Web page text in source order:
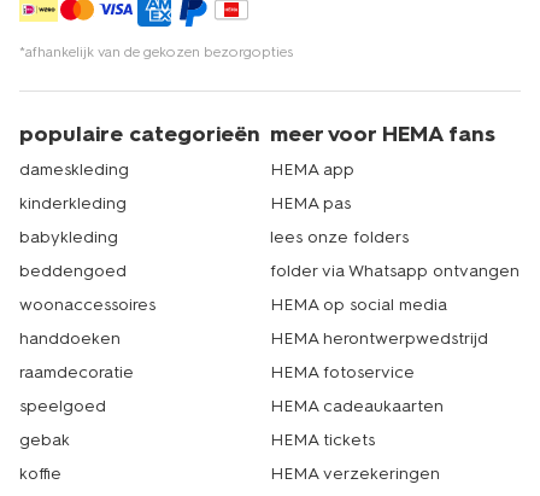
*afhankelijk van de gekozen bezorgopties
populaire categorieën
dameskleding
kinderkleding
babykleding
beddengoed
woonaccessoires
handdoeken
raamdecoratie
speelgoed
gebak
koffie
meer voor HEMA fans
HEMA app
HEMA pas
lees onze folders
folder via Whatsapp ontvangen
HEMA op social media
HEMA herontwerpwedstrijd
HEMA fotoservice
HEMA cadeaukaarten
HEMA tickets
HEMA verzekeringen